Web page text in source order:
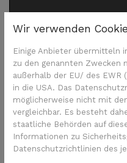
Wie hängen
Hormonentzug
Als nächstes wollen die
Wir verwenden
Einige Anbieter übermitteln
zu den genannten Zwecken
außerhalb der EU/ des
in die USA. Das
möglicherweise nicht mit
vergleichbar. Es besteht
staatliche Behörden auf
Informationen zu
Datenschutzrichtlinien des